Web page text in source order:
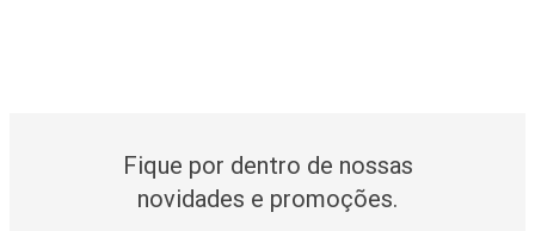
Fique por dentro de nossas
novidades e promoções.